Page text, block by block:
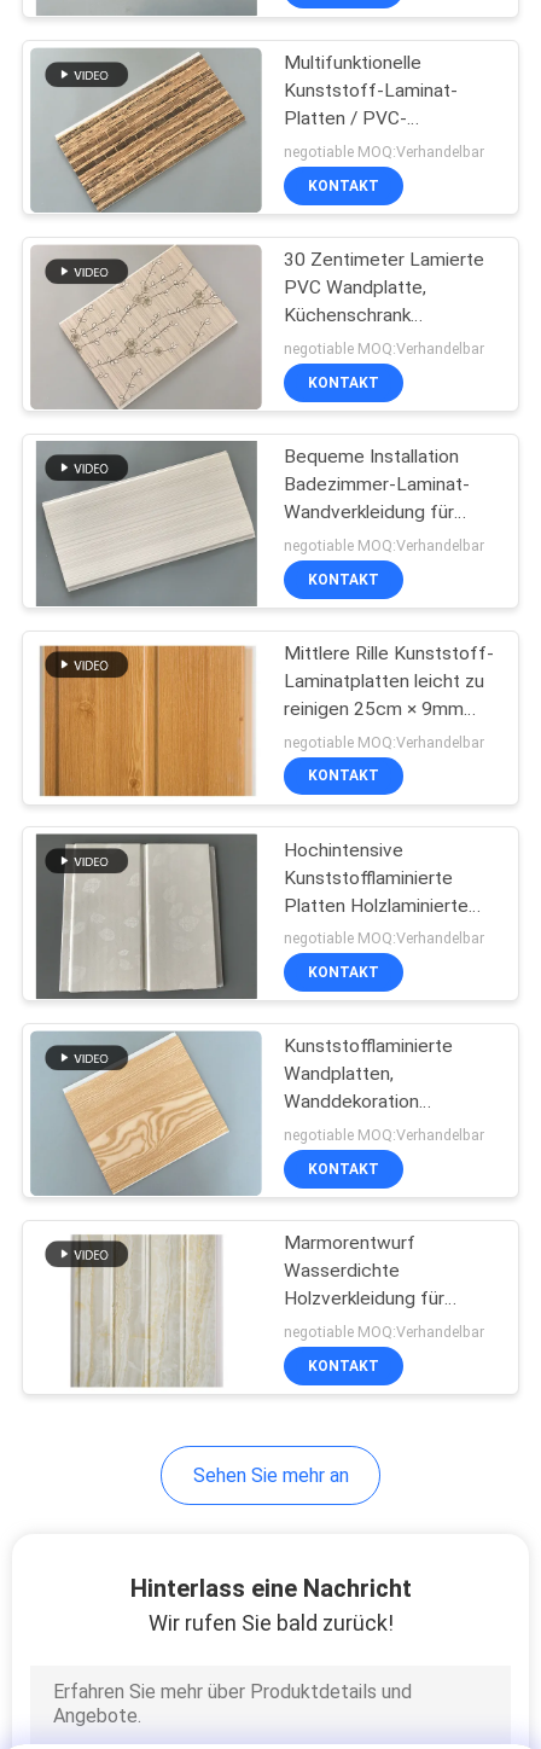
SITEMAP
PRIVACY
POLICY
UV-Marmorplatten
PVC-Platten aus
Holz
66
Laminierte PVC-
Platten
Dekorative PVC-
Platten
PVC-Deckenplatten
PVC-Fussleiste
Extrusionsprofile
Multifunktionelle
Kunststoff-Laminat-
Platten / PVC-
Deckenplatten feuerfest
8 Zoll
negotiable MOQ:Verhandelbar
KONTAKT
30 Zentimeter Lamierte
PVC Wandplatte,
Küchenschrank
Laminatbleche nicht
brennbar
negotiable MOQ:Verhandelbar
KONTAKT
Bequeme Installation
Badezimmer-Laminat-
Wandverkleidung für
Wanddekoration
negotiable MOQ:Verhandelbar
KONTAKT
Mittlere Rille Kunststoff-
Laminatplatten leicht zu
reinigen 25cm × 9mm
Körnig Typ
negotiable MOQ:Verhandelbar
KONTAKT
Hochintensive
Kunststofflaminierte
Platten Holzlaminierte
Bleche für Schränke
negotiable MOQ:Verhandelbar
KONTAKT
Kunststofflaminierte
Wandplatten,
Wanddekoration
Holzlaminierte Bleche
negotiable MOQ:Verhandelbar
KONTAKT
Marmorentwurf
Wasserdichte
Holzverkleidung für
Badezimmer Vier Welle
Drei Rille
negotiable MOQ:Verhandelbar
KONTAKT
Sehen Sie mehr an
Hinterlass eine Nachricht
Wir rufen Sie bald zurück!